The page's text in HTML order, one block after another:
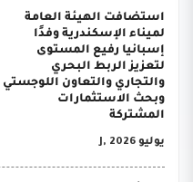
استضافت الهيئة العامة
لميناء الإسكندرية وفدًا
إسبانيا رفيع المستوى
لتعزيز الربط البحري
والتجاري والتعاون اللوجستي
وبحث الاستثمارات
المشتركة
يوليو J, 2026